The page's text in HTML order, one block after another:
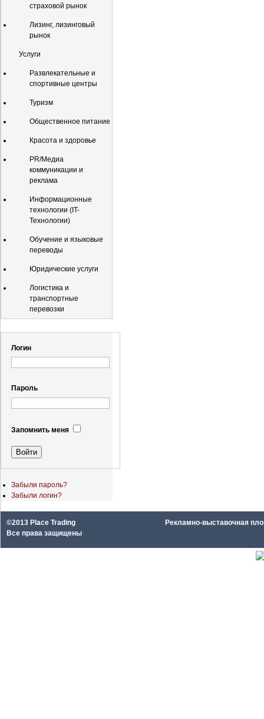
страховой рынок
Лизинг, лизинговый
рынок
Услуги
Развлекательные и
спортивные центры
Туризм
Общественное питание
Красота и здоровье
PR/Медиа
коммуникации и
реклама
Информационные
технологии (IT-
Технологии)
Обучение и языковые
переводы
Юридические услуги
Логистика и
транспортные
перевозки
Логин
Пароль
Запомнить меня
Забыли пароль?
Забыли логин?
©2013 Place Trading
Все права защищены
Рекламно-выставочная